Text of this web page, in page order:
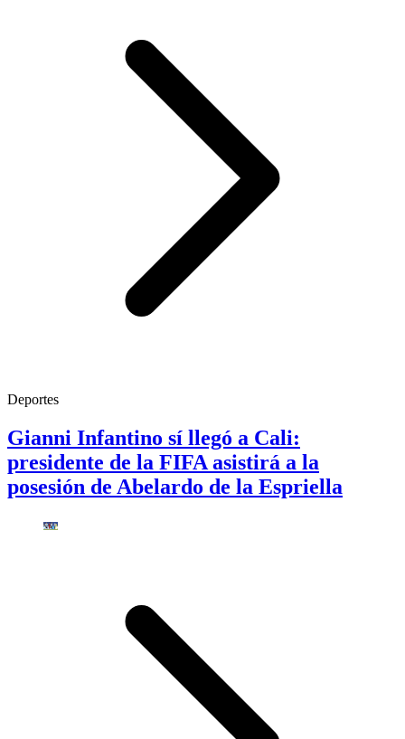
Deportes
Gianni Infantino sí llegó a Cali:
presidente de la FIFA asistirá a la
posesión de Abelardo de la Espriella